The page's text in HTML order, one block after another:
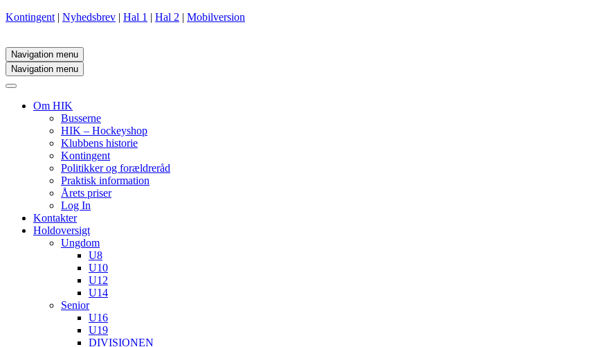
Kontingent | Nyhedsbrev | Hal 1 | Hal 2 | Mobilversion
Navigation menu
Navigation menu
Om HIK
Busserne
HIK – Hockeyshop
Klubbens historie
Kontingent
Politikker og forældreråd
Praktisk information
Årets priser
Log In
Kontakter
Holdoversigt
Ungdom
U8
U10
U12
U14
Senior
U16
U19
DIVISIONEN